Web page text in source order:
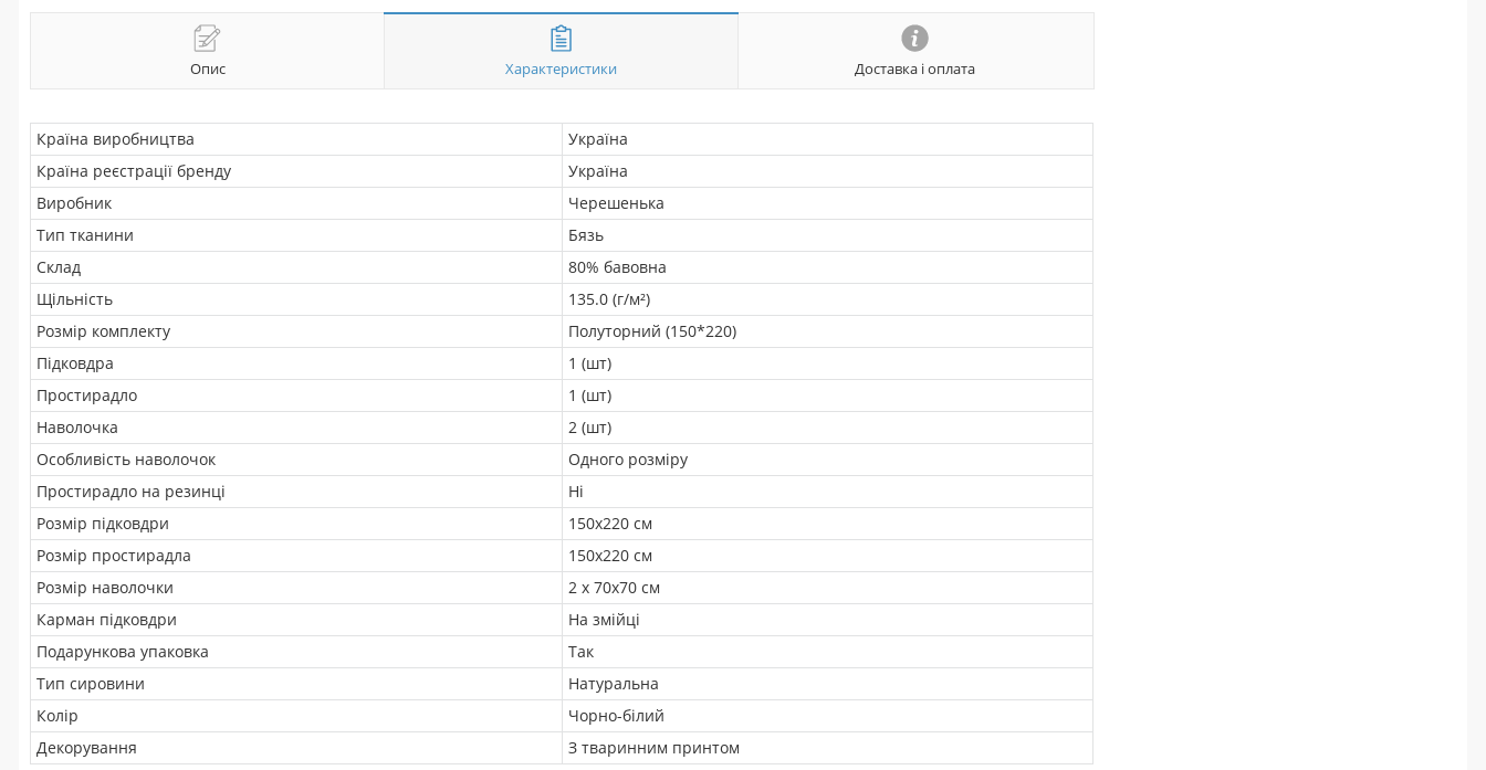
Опис Характеристики Доставка і оплата
Країна виробництва
Україна
Країна реєстрації бренду
Україна
Виробник
Черешенька
Тип тканини
Бязь
Склад
80% бавовна
Щільність
135.0 (г/м²)
Розмір комплекту
Полуторний (150*220)
Підковдра
1 (шт)
Простирадло
1 (шт)
Наволочка
2 (шт)
Особливість наволочок
Одного розміру
Простирадло на резинці
Ні
Розмір підковдри
150х220 см
Розмір простирадла
150х220 см
Розмір наволочки
2 х 70х70 см
Карман підковдри
На змійці
Подарункова упаковка
Так
Тип сировини
Натуральна
Колір
Чорно-білий
Декорування
З тваринним принтом